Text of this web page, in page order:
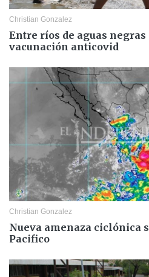
Christian Gonzalez
Entre ríos de aguas
vacunación anticovid
Christian Gonzalez
Nueva amenaza ciclónica
Pacifico